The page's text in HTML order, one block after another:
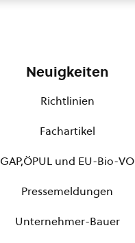
Neuigkeiten
Richtlinien
Fachartikel
GAP,ÖPUL und EU-Bio-VO
Pressemeldungen
Unternehmer-Bauer